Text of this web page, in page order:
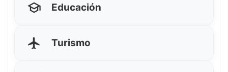
Educación
Turismo